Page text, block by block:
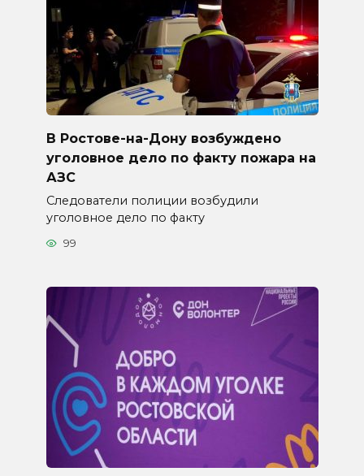
В Ростове-на-Дону возбуждено
уголовное дело по факту пожара на
АЗС
Следователи полиции возбудили
уголовное дело по факту
99